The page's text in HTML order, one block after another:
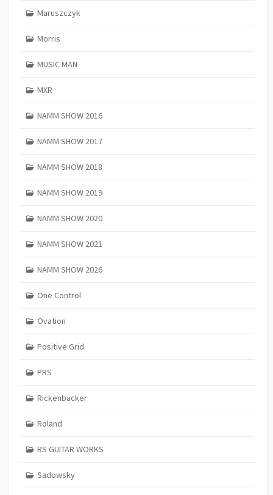
Maruszczyk
Morris
MUSIC MAN
MXR
NAMM SHOW 2016
NAMM SHOW 2017
NAMM SHOW 2018
NAMM SHOW 2019
NAMM SHOW 2020
NAMM SHOW 2021
NAMM SHOW 2026
One Control
Ovation
Positive Grid
PRS
Rickenbacker
Roland
RS GUITAR WORKS
Sadowsky